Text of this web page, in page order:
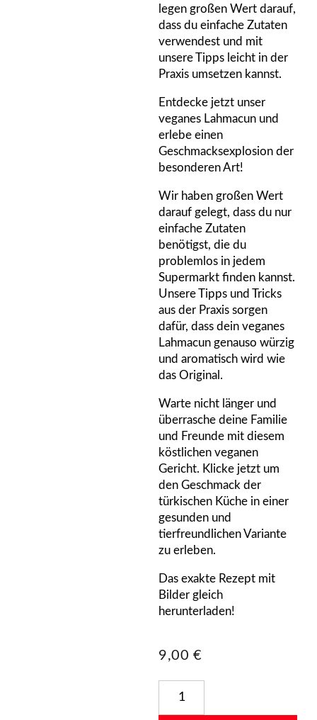
legen großen Wert darauf,
dass du einfache Zutaten
verwendest und mit
unsere Tipps leicht in der
Praxis umsetzen kannst.
Entdecke jetzt unser
veganes Lahmacun und
erlebe einen
Geschmacksexplosion der
besonderen Art!
Wir haben großen Wert
darauf gelegt, dass du nur
einfache Zutaten
benötigst, die du
problemlos in jedem
Supermarkt finden kannst.
Unsere Tipps und Tricks
aus der Praxis sorgen
dafür, dass dein veganes
Lahmacun genauso würzig
und aromatisch wird wie
das Original.
Warte nicht länger und
überrasche deine Familie
und Freunde mit diesem
köstlichen veganen
Gericht. Klicke jetzt um
den Geschmack der
türkischen Küche in einer
gesunden und
tierfreundlichen Variante
zu erleben.
Das exakte Rezept mit
Bilder gleich
herunterladen!
9,00 €